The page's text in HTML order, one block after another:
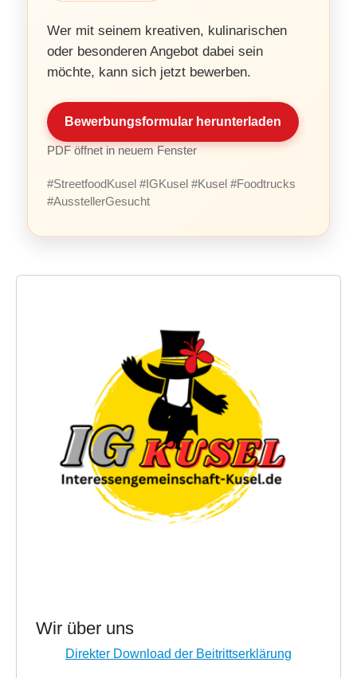
Wer mit seinem kreativen, kulinarischen
oder besonderen Angebot dabei sein
möchte, kann sich jetzt bewerben.
Bewerbungsformular herunterladen
PDF öffnet in neuem Fenster
#StreetfoodKusel #IGKusel #Kusel #Foodtrucks
#AusstellerGesucht
Wir über uns
Direkter Download der Beitrittserklärung